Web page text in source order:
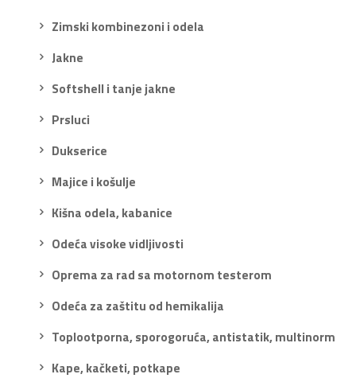
Zimski kombinezoni i odela
Jakne
Softshell i tanje jakne
Prsluci
Dukserice
Majice i košulje
Kišna odela, kabanice
Odeća visoke vidljivosti
Oprema za rad sa motornom testerom
Odeća za zaštitu od hemikalija
Toplootporna, sporogoruća, antistatik, multinorm
Kape, kačketi, potkape